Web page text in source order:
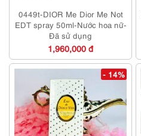
0449t-DIOR Me Dior Me Not
EDT spray 50ml-Nước hoa nữ-
Đã sử dụng
1,960,000 đ
- 14%